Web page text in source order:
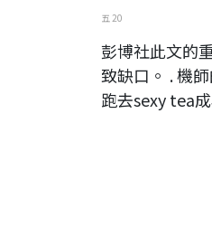
五 20
彭博社此文的
致缺口。 . 機
跑去sexy tea